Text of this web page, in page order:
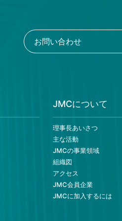
お問い合わせ
JMCについて
理事長あいさつ
主な活動
JMCの事業領域
組織図
アクセス
JMC会員企業
JMCに加入するには